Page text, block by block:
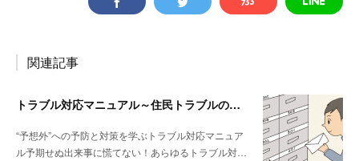
関連記事
トラブル対応マニュアル～住民トラブルの危険度高!! マンションで注意したいポイント
“予想外”への予防と対策を学ぶトラブル対応マニュア
ル予期せぬ出来事に慌てない！あらゆるトラブル対…